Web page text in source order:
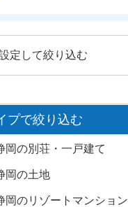
定して絞り込む
プで絞り込む
岡の別荘・一戸建て
岡の土地
岡のリゾートマンション